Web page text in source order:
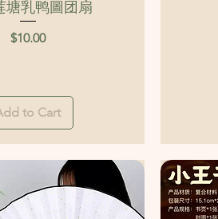
Quick View
塘乳鸭圖团扇
Price
$10.00
to Cart